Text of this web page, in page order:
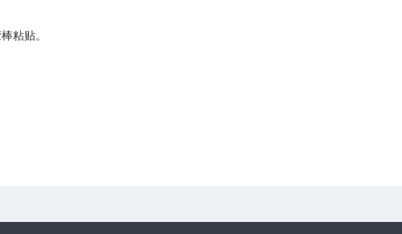
粘贴。